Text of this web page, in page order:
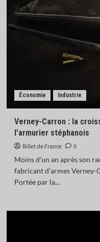
Économie Industrie
Verney-Carron : la
l’armurier stéphanois
Billet de France
0
Moins d’un an après son
fabricant d’armes
Portée par la...